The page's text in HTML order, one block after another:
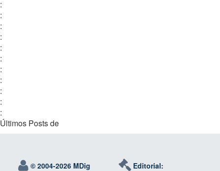
:
:
:
:
:
:
:
:
:
:
:
Últimos Posts de
© 2004-2026 MDig
Editorial: